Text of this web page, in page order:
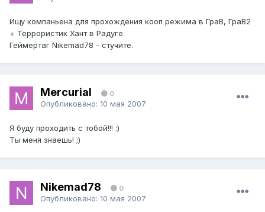
Ищу компаньена для прохождения кооп режима в ГраВ, ГраВ2
+ Террористик Хант в Радуге.
Геймертаг Nikemad78 - стучите.
Mercurial 0
Опубликовано: 10 мая 2007
Я буду проходить с тобой!!! :)
Ты меня знаешь! ;)
Nikemad78 0
Опубликовано: 10 мая 2007